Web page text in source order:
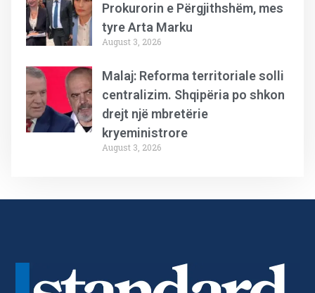
Prokurorin e Përgjithshëm, mes
tyre Arta Marku
August 3, 2026
Malaj: Reforma territoriale solli
centralizim. Shqipëria po shkon
drejt një mbretërie
kryeministrore
August 3, 2026